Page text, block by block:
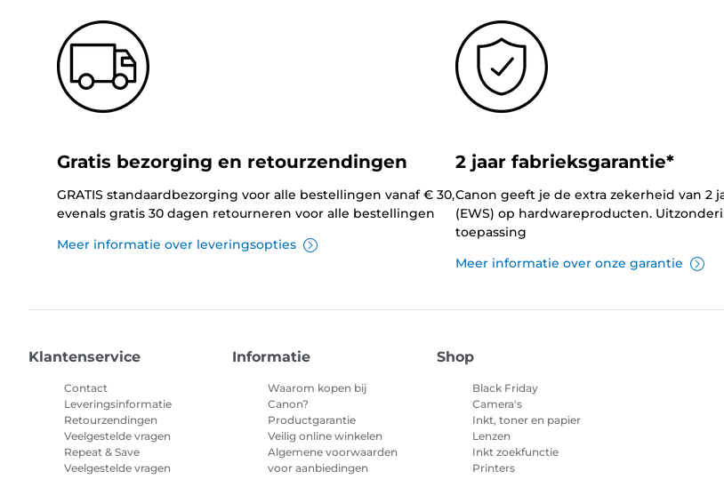
Gratis bezorging en retourzendingen
GRATIS standaardbezorging voor alle bestellingen vanaf € 30,
evenals gratis 30 dagen retourneren voor alle bestellingen
Meer informatie over leveringsopties
2 jaar fabrieksgarantie*
Canon geeft je de extra zekerheid van 2
(EWS) op hardwareproducten.
toepassing
Meer informatie over onze garantie
Klantenservice
Contact
Leveringsinformatie
Retourzendingen
Veelgestelde vragen
Repeat & Save
Veelgestelde vragen
Informatie
Waarom kopen bij
Canon?
Productgarantie
Veilig online winkelen
Algemene voorwaarden
voor aanbiedingen
Shop
Black Friday
Camera's
Inkt, toner en papier
Lenzen
Inkt zoekfunctie
Printers